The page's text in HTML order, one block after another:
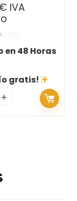
€ IVA
en 48 Horas
gratis!